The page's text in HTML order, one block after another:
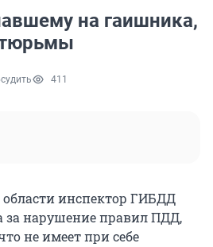
на гаишника,
тюрьмы
411
инспектор ГИБДД
за нарушение правил ПДД,
не имеет при себе